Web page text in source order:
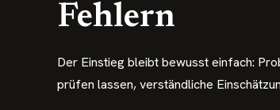
Fehlern
Der Einstieg bleibt bewusst einfach:
prüfen lassen, verständliche